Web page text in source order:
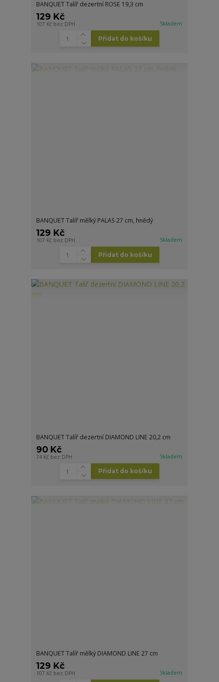
BANQUET Talíř dezertní ROSE 19,3 cm
129 Kč
107 Kč bez DPH Skladem
Přidat do košíku
BANQUET Talíř mělký PALAS 27 cm, hnědý
129 Kč
107 Kč bez DPH Skladem
Přidat do košíku
BANQUET Talíř dezertní DIAMOND LINE 20,2 cm
90 Kč
74 Kč bez DPH Skladem
Přidat do košíku
BANQUET Talíř mělký DIAMOND LINE 27 cm
129 Kč
107 Kč bez DPH Skladem